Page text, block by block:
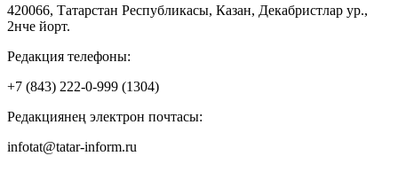
420066, Татарстан Республикасы, Казан, Декабристлар ур.,
2нче йорт.
Редакция телефоны:
+7 (843) 222-0-999 (1304)
Редакциянең электрон почтасы:
infotat@tatar-inform.ru